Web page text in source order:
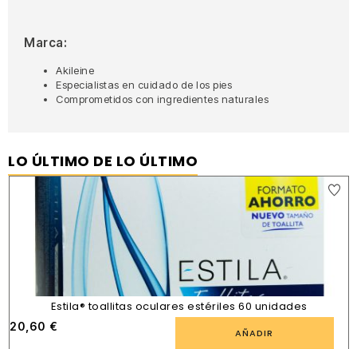
Marca:
Akileine
Especialistas en cuidado de los pies
Comprometidos con ingredientes naturales
LO ÚLTIMO DE LO ÚLTIMO
Estila® toallitas oculares estériles 60 unidades
20,60 € AÑADIR